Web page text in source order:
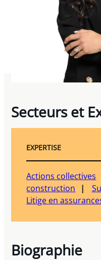
Secteurs et
EXPERTISE
Actions collectives
construction
Litige en
Biographie